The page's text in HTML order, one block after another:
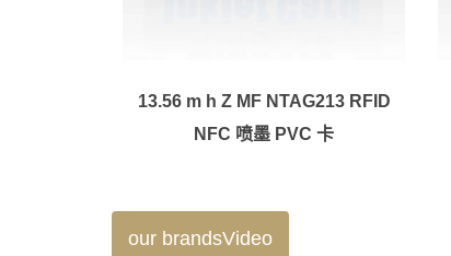
13.56 m h Z MF NTAG213 RFID
NFC 喷墨 PVC 卡
our brandsVideo